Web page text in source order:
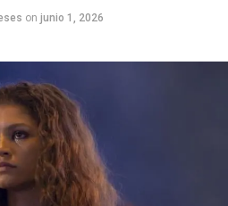
on junio 1, 2026